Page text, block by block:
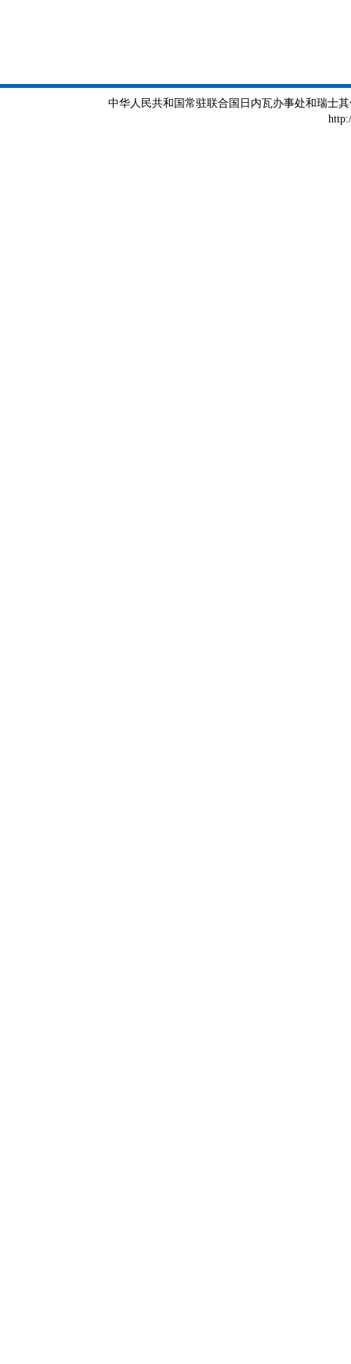
中华人民共和国常驻联合国日内瓦办事处和瑞士